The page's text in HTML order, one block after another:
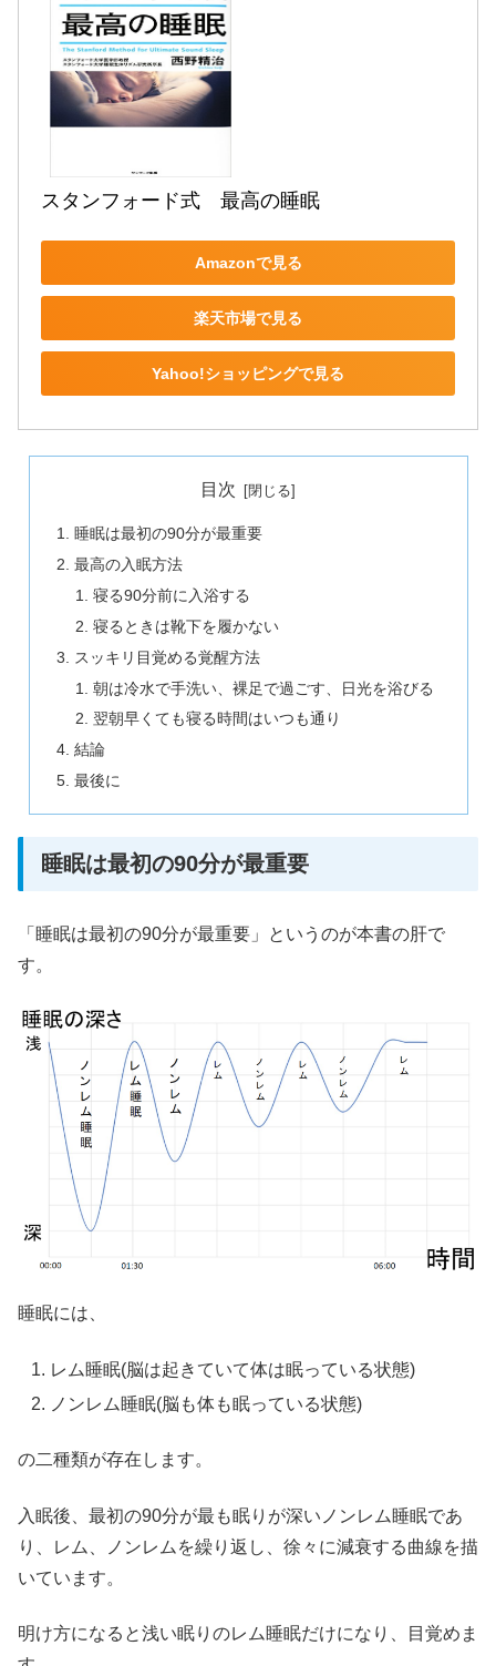
スタンフォード式　最高の睡眠
Amazonで見る
楽天市場で見る
Yahoo!ショッピングで見る
目次
睡眠は最初の90分が最重要
最高の入眠方法
寝る90分前に入浴する
寝るときは靴下を履かない
スッキリ目覚める覚醒方法
朝は冷水で手洗い、裸足で過ごす、日光を浴びる
翌朝早くても寝る時間はいつも通り
結論
最後に
睡眠は最初の90分が最重要
「睡眠は最初の90分が最重要」というのが本書の肝で
す。
睡眠には、
レム睡眠(脳は起きていて体は眠っている状態)
ノンレム睡眠(脳も体も眠っている状態)
の二種類が存在します。
入眠後、最初の90分が最も眠りが深いノンレム睡眠であ
り、レム、ノンレムを繰り返し、徐々に減衰する曲線を描
いています。
明け方になると浅い眠りのレム睡眠だけになり、目覚めま